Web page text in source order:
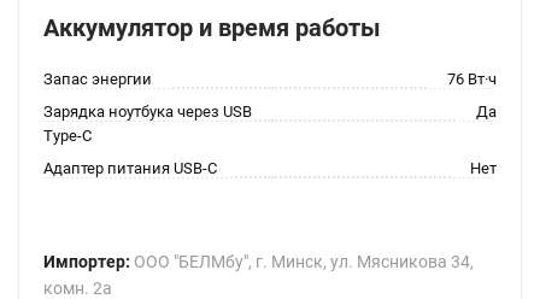
Аккумулятор и время работы
Запас энергии
76 Вт·ч
Зарядка ноутбука через USB
Type-C
Да
Адаптер питания USB-C Нет
Импортер: ООО "БЕЛМбу", г. Минск, ул. Мясникова 34,
комн. 2а